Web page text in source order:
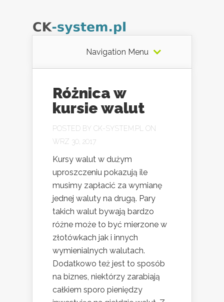
Navigation Menu
Różnica w
kursie walut
POSTED BY CK-SYSTEM.PL ON
WRZ 30, 2017
Kursy walut w dużym
uproszczeniu pokazują ile
musimy zapłacić za wymianę
jednej waluty na drugą. Pary
takich walut bywają bardzo
różne może to być mierzone w
złotówkach jak i innych
wymienialnych walutach.
Dodatkowo też jest to sposób
na biznes, niektórzy zarabiają
całkiem sporo pieniędzy